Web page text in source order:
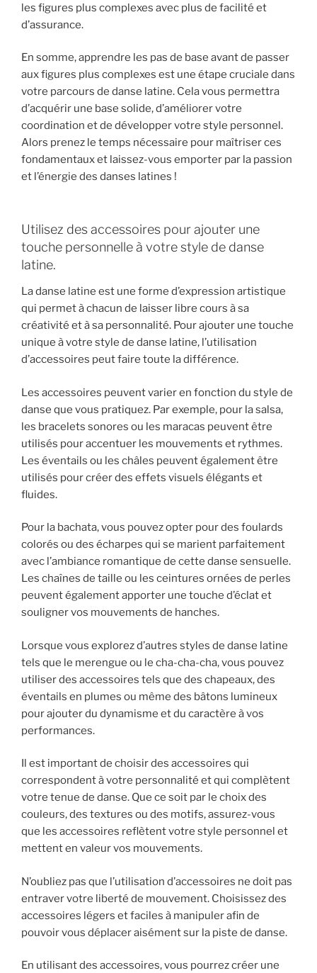
les figures plus complexes avec plus de facilité et
d’assurance.
En somme, apprendre les pas de base avant de passer
aux figures plus complexes est une étape cruciale dans
votre parcours de danse latine. Cela vous permettra
d’acquérir une base solide, d’améliorer votre
coordination et de développer votre style personnel.
Alors prenez le temps nécessaire pour maîtriser ces
fondamentaux et laissez-vous emporter par la passion
et l’énergie des danses latines !
Utilisez des accessoires pour ajouter une
touche personnelle à votre style de danse
latine.
La danse latine est une forme d’expression artistique
qui permet à chacun de laisser libre cours à sa
créativité et à sa personnalité. Pour ajouter une touche
unique à votre style de danse latine, l’utilisation
d’accessoires peut faire toute la différence.
Les accessoires peuvent varier en fonction du style de
danse que vous pratiquez. Par exemple, pour la salsa,
les bracelets sonores ou les maracas peuvent être
utilisés pour accentuer les mouvements et rythmes.
Les éventails ou les châles peuvent également être
utilisés pour créer des effets visuels élégants et
fluides.
Pour la bachata, vous pouvez opter pour des foulards
colorés ou des écharpes qui se marient parfaitement
avec l’ambiance romantique de cette danse sensuelle.
Les chaînes de taille ou les ceintures ornées de perles
peuvent également apporter une touche d’éclat et
souligner vos mouvements de hanches.
Lorsque vous explorez d’autres styles de danse latine
tels que le merengue ou le cha-cha-cha, vous pouvez
utiliser des accessoires tels que des chapeaux, des
éventails en plumes ou même des bâtons lumineux
pour ajouter du dynamisme et du caractère à vos
performances.
Il est important de choisir des accessoires qui
correspondent à votre personnalité et qui complètent
votre tenue de danse. Que ce soit par le choix des
couleurs, des textures ou des motifs, assurez-vous
que les accessoires reflètent votre style personnel et
mettent en valeur vos mouvements.
N’oubliez pas que l’utilisation d’accessoires ne doit pas
entraver votre liberté de mouvement. Choisissez des
accessoires légers et faciles à manipuler afin de
pouvoir vous déplacer aisément sur la piste de danse.
En utilisant des accessoires, vous pourrez créer une